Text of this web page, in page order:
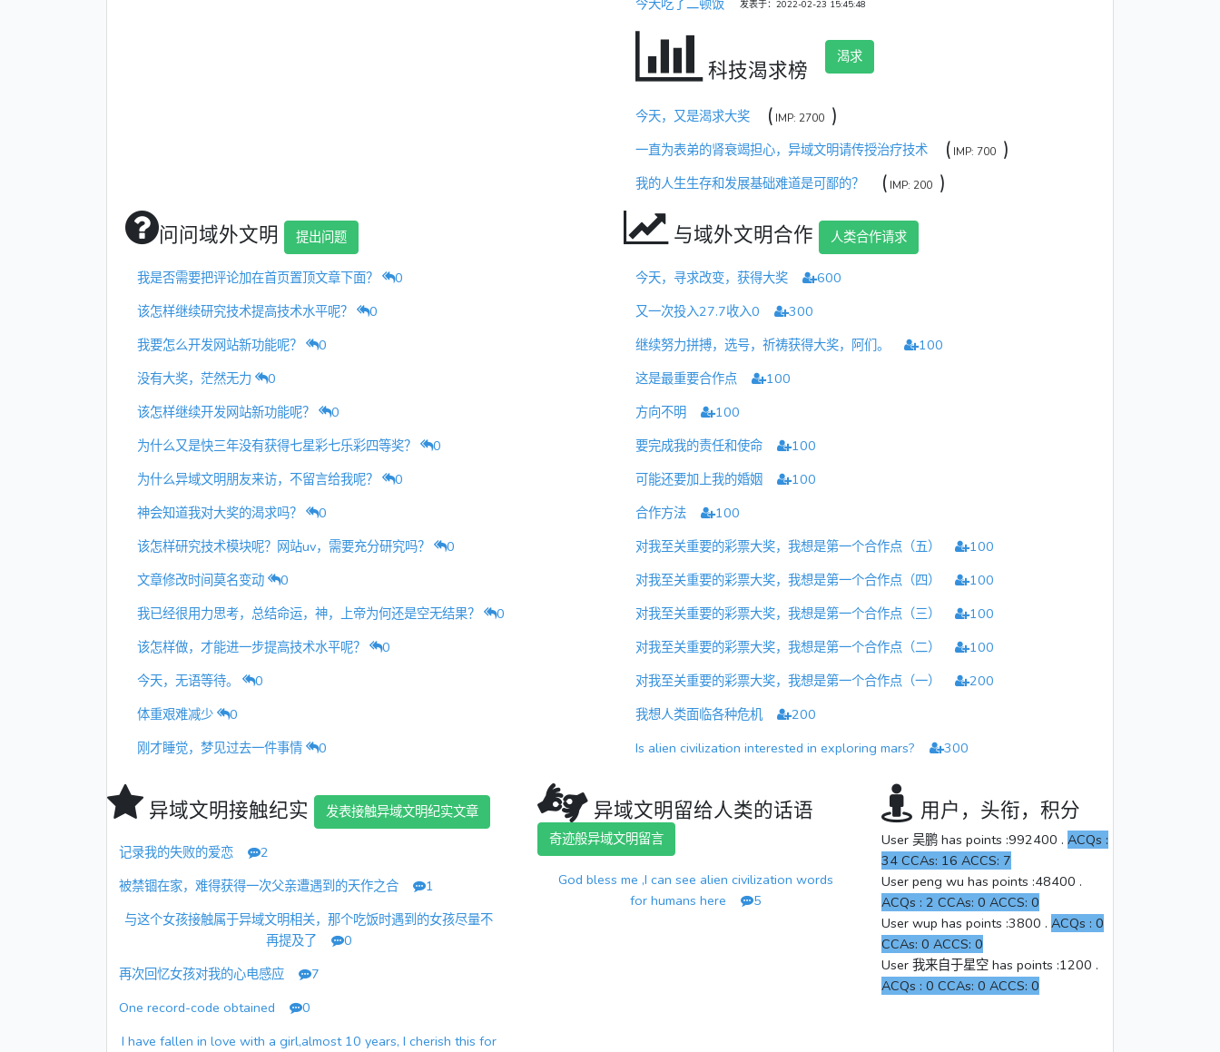
今天吃了二顿饭 发表于：2022-02-23 15:45:48
科技渴求榜
渴求
今天，又是渴求大奖 ( IMP: 2700 )
一直为表弟的肾衰竭担心，异域文明请传授治疗技术 ( IMP: 700 )
我的人生生存和发展基础难道是可鄙的？ ( IMP: 200 )
问问域外文明
提出问题
我是否需要把评论加在首页置顶文章下面？
0
该怎样继续研究技术提高技术水平呢？
0
我要怎么开发网站新功能呢？
0
没有大奖，茫然无力
0
该怎样继续开发网站新功能呢？
0
为什么又是快三年没有获得七星彩七乐彩四等奖？
0
为什么异域文明朋友来访，不留言给我呢？
0
神会知道我对大奖的渴求吗？
0
该怎样研究技术模块呢？网站uv，需要充分研究吗？
0
文章修改时间莫名变动
0
我已经很用力思考，总结命运，神，上帝为何还是空无结果？
0
该怎样做，才能进一步提高技术水平呢？
0
今天，无语等待。
0
体重艰难减少
0
刚才睡觉，梦见过去一件事情
0
与域外文明合作 人类合作请求
今天，寻求改变，获得大奖
600
又一次投入27.7收入0
300
继续努力拼搏，选号，祈祷获得大奖，阿们。
100
这是最重要合作点
100
方向不明
100
要完成我的责任和使命
100
可能还要加上我的婚姻
100
合作方法
100
对我至关重要的彩票大奖，我想是第一个合作点（五）
100
对我至关重要的彩票大奖，我想是第一个合作点（四）
100
对我至关重要的彩票大奖，我想是第一个合作点（三）
100
对我至关重要的彩票大奖，我想是第一个合作点（二）
100
对我至关重要的彩票大奖，我想是第一个合作点（一）
200
我想人类面临各种危机
200
Is alien civilization interested in exploring mars?
300
异域文明接触纪实 发表接触异域文明纪实文章
记录我的失败的爱恋
2
被禁锢在家，难得获得一次父亲遭遇到的天作之合
1
与这个女孩接触属于异域文明相关，那个吃饭时遇到的女孩尽量不
再提及了
0
再次回忆女孩对我的心电感应
7
One record-code obtained
0
I have fallen in love with a girl,almost 10 years, I cherish this for
异域文明留给人类的话语
奇迹般异域文明留言
God bless me ,I can see alien civilization words
for humans here
5
用户，头衔，积分
User 吴鹏 has points :992400 .ACQs :
34CCAs: 16ACCS: 7
User peng wu has points :48400 .
ACQs : 2CCAs: 0ACCS: 0
User wup has points :3800 .ACQs : 0
CCAs: 0ACCS: 0
User 我来自于星空 has points :1200 .
ACQs : 0CCAs: 0ACCS: 0